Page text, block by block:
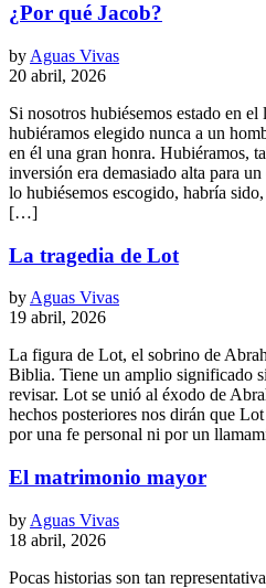
¿Por qué Jacob?
by Aguas Vivas
20 abril, 2026
Si nosotros hubiésemos estado en
hubiéramos elegido nunca a un
en él una gran honra. Hubiéramos,
inversión era demasiado alta para
lo hubiésemos escogido, habría
[…]
La tragedia de Lot
by Aguas Vivas
19 abril, 2026
La figura de Lot, el sobrino de
Biblia. Tiene un amplio significado
revisar. Lot se unió al éxodo de
hechos posteriores nos dirán que
por una fe personal ni por un
El matrimonio mayor
by Aguas Vivas
18 abril, 2026
Pocas historias son tan